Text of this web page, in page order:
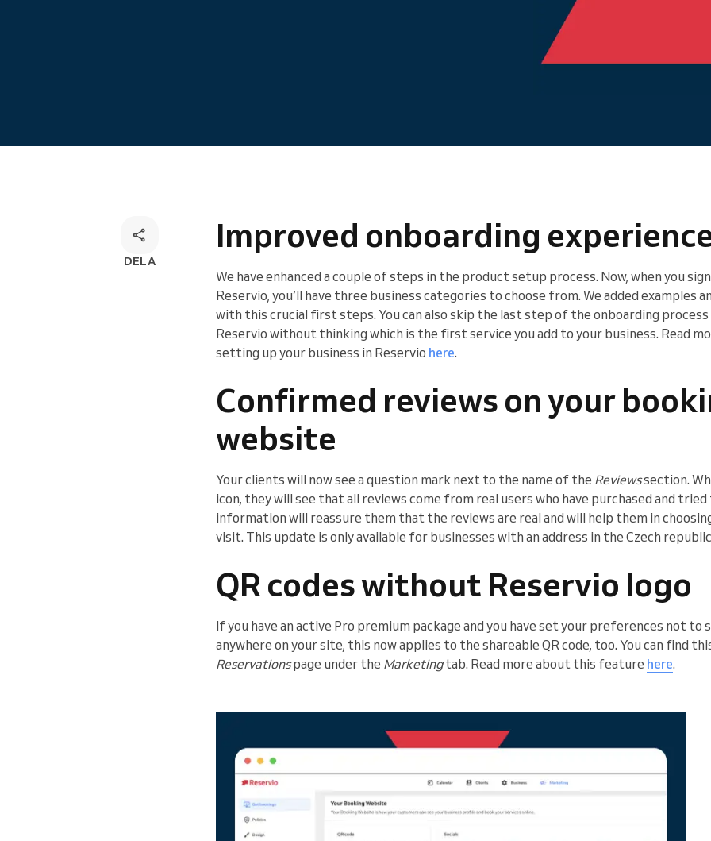
DELA
Improved onboarding
We have enhanced a couple of steps in the product setup process. Now, when you
Reservio, you’ll have three business categories to choose from. We added examples
with this crucial first steps. You can also skip the last step of the onboarding
Reservio without thinking which is the first service you add to your business. Read
setting up your business in Reservio here.
Confirmed reviews on your
website
Your clients will now see a question mark next to the name of the Reviewssection.
icon, they will see that all reviews come from real users who have purchased and
information will reassure them that the reviews are real and will help them in
visit. This update is only available for businesses with an address in the Czech
QR codes without Reservio logo
If you have an active Pro premium package and you have set your preferences not to
anywhere on your site, this now applies to the shareable QR code, too. You can find
Reservationspage under the Marketingtab. Read more about this feature here.